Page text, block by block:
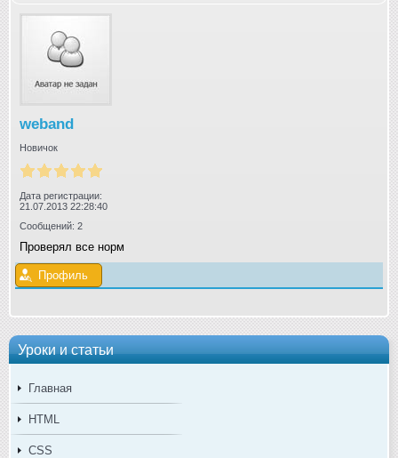
Уроки и статьи
Главная
HTML
CSS
weband
Новичок
Дата регистрации:
21.07.2013 22:28:40
Сообщений: 2
Проверял все норм
Профиль